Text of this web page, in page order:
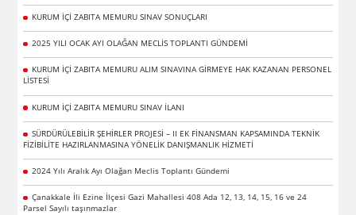
KURUM İÇİ ZABITA MEMURU SINAV SONUÇLARI
2025 YILI OCAK AYI OLAĞAN MECLİS TOPLANTI GÜNDEMİ
KURUM İÇİ ZABITA MEMURU ALIM SINAVINA GİRMEYE HAK KAZANAN PERSONEL
LİSTESİ
KURUM İÇİ ZABITA MEMURU SINAV İLANI
SÜRDÜRÜLEBİLİR ŞEHİRLER PROJESİ – II EK FİNANSMAN KAPSAMINDA TEKNİK
FİZİBİLİTE HAZIRLANMASINA YÖNELİK DANIŞMANLIK HİZMETİ
2024 Yılı Aralık Ayı Olağan Meclis Toplantı Gündemi
Çanakkale İli Ezine İlçesi Gazi Mahallesi 408 Ada 12, 13, 14, 15, 16 ve 24
Parsel Sayılı taşınmazlar